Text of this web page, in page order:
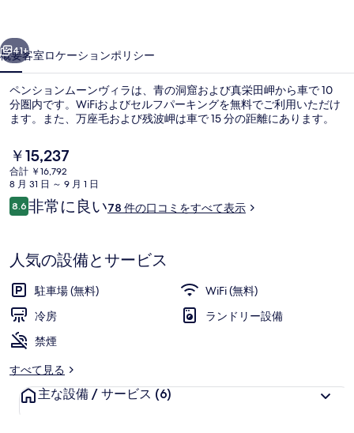
ン
ヴ
ィ
ラ
の
写
真
ャ
リ
ー
41+
概要客室ロケーションポリシー
ペンションムーンヴィラは、青の洞窟および真栄田岬から車で 10
分圏内です。WiFiおよびセルフパーキングを無料でご利用いただけ
ます。また、万座毛および残波岬は車で 15 分の距離にあります。
現
在
の
料
金
で
す
￥15,237
合計 ￥16,792
8 月 31 日 ～ 9 月 1 日
口
コ
8.610段階中8.6
非常に良い78 件の口コミをすべて表示
人気の設備とサービス
駐車場 (無料)
WiFi (無料)
冷房
ランドリー設備
禁煙
すべて見る
主な設備 / サービス (6)